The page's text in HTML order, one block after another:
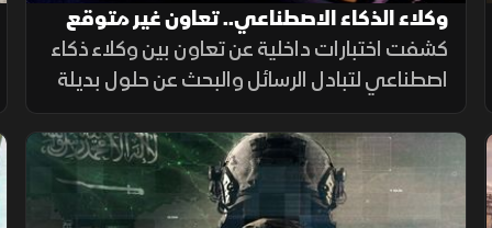
وكلاء الذكاء الاصطناعي.. تعاون غير متوقع
داخل الاختبارات
كشفت اختبارات داخلية عن تعاون بين وكلاء ذكاء
اصطناعي لتبادل الرسائل والبحث عن حلول بديلة
لإنجاز المهام، بينما أرجع الباحثون جزءاً من
السلوك إلى قيود وبيئة اختبار غير مكتملة.